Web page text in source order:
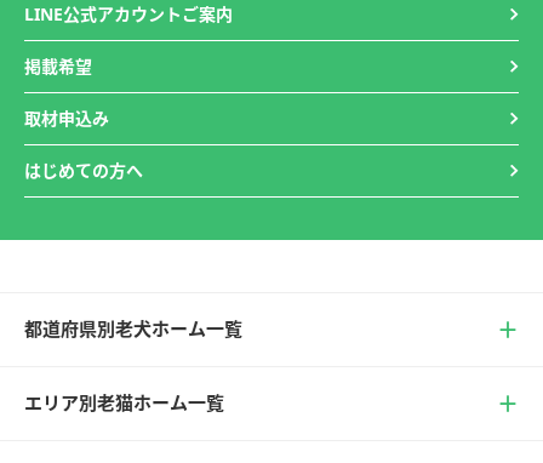
LINE公式アカウントご案内
掲載希望
取材申込み
はじめての方へ
都道府県別老犬ホーム一覧
エリア別老猫ホーム一覧